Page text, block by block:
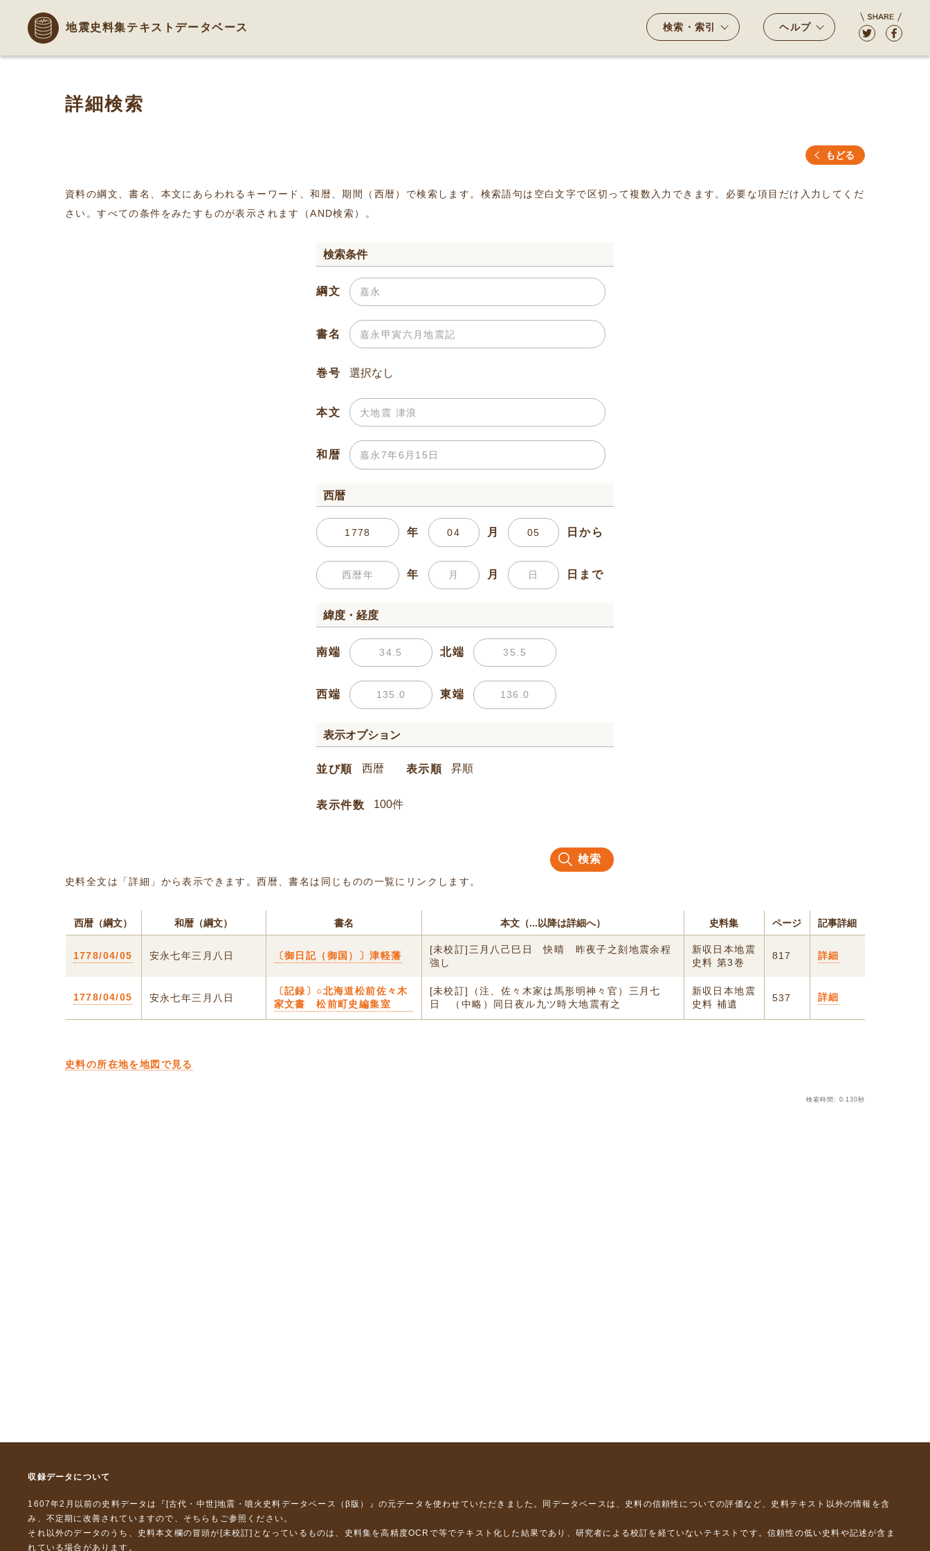
地震史料集テキストデータベース 検索・索引 ヘルプ
詳細検索
もどる
資料の綱文、書名、本文にあらわれるキーワード、和暦、期間（西暦）で検索します。検索語句は空白文字で区切って複数入力できます。必要な項目だけ入力してくだ
さい。すべての条件をみたすものが表示されます（AND検索）。
検索条件
綱文
書名
巻号
本文
和暦
西暦
年 月 日から
年 月 日まで
緯度・経度
南端 北端
西端 東端
表示オプション
並び順 表示順
表示件数
検索
史料全文は「詳細」から表示できます。西暦、書名は同じものの一覧にリンクします。
西暦（綱文） 和暦（綱文） 書名 本文（...以降は詳細へ） 史料集 ページ 記事詳細
1778/04/05 安永七年三月八日 〔御日記（御国）〕津軽藩
[未校訂]三月八己巳日 快晴 昨夜子之刻地震余程
強し
新収日本地震
史料 第3巻
817 詳細
1778/04/05 安永七年三月八日
〔記録〕○北海道松前佐々木
家文書 松前町史編集室
[未校訂]（注、佐々木家は馬形明神々官）三月七
日 （中略）同日夜ル九ツ時大地震有之
新収日本地震
史料 補遺
537 詳細
史料の所在地を地図で見る
検索時間: 0.130秒
収録データについて
1607年2月以前の史料データは『 [古代・中世]地震・噴火史料データベース（β版）』 の元データを使わせていただきました。同データベースは、史料の信頼性についての評価など、史料テキスト以外の情報を含
み、不定期に改善されていますので、 そちら もご参照ください。
それ以外のデータのうち、史料本文欄の冒頭が[未校訂]となっているものは、史料集を高精度OCRで等でテキスト化した結果であり、研究者による校訂を経ていないテキストです。信頼性の低い史料や記述が含ま
れている場合があります。